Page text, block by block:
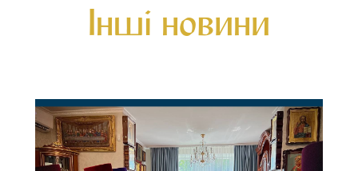
Інші новини